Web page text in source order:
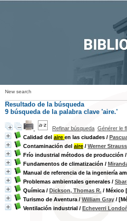
New search
Resultado de la búsqueda
9 búsqueda de la palabra clave 'aire.'
Refinar búsqueda Générer le
Calidad del aire en las ciudades /
Contaminación del aire / Werner Strauss
Frío industrial métodos de producción
Fundamentos de climatización /
Manual de referencia de la ingeniería
Problemas ambientales generales /
Química / Dickson, Thomas R. / México
Turismo de Aventura / William Gray /
Ventilación industrial / Echeverri